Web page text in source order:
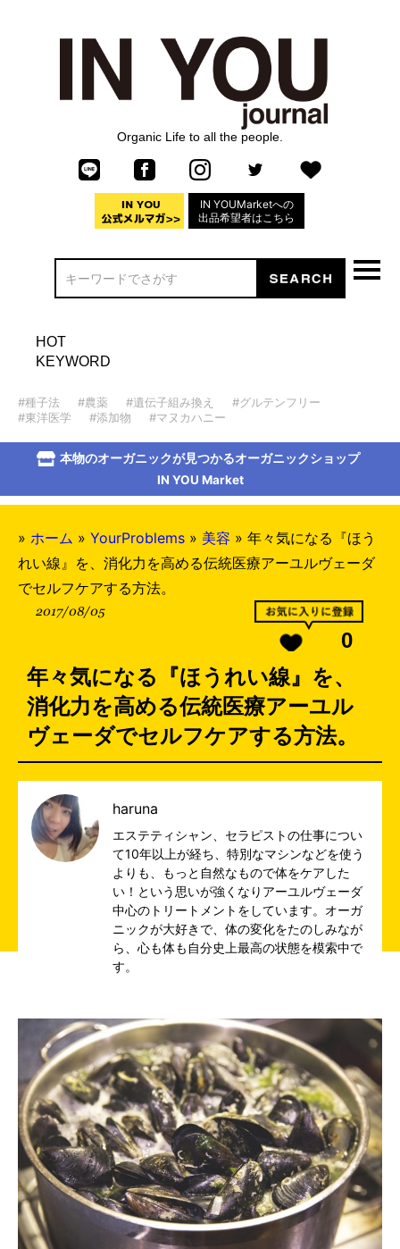
Organic Life to all the people.
IN YOUMarketへの
出品希望者はこちら
HOT
KEYWORD
#種子法 #農薬 #遺伝子組み換え
#グルテンフリー
#東洋医学
#添加物 #マヌカハニー
本物のオーガニックが見つかるオーガニックショップ
IN YOU Market
» ホーム » YourProblems » 美容 » 年々気になる『ほう
れい線』を、消化力を高める伝統医療アーユルヴェーダ
でセルフケアする方法。
2017/08/05
0
年々気になる『ほうれい線』を、
消化力を高める伝統医療アーユル
ヴェーダでセルフケアする方法。
haruna
エステティシャン、セラピストの仕事につい
て10年以上が経ち、特別なマシンなどを使う
よりも、もっと自然なもので体をケアした
い！という思いが強くなりアーユルヴェーダ
中心のトリートメントをしています。オーガ
ニックが大好きで、体の変化をたのしみなが
ら、心も体も自分史上最高の状態を模索中で
す。